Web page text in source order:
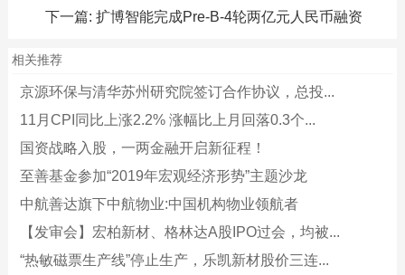
下一篇: 扩博智能完成Pre-B-4轮两亿元人民币融资
相关推荐
京源环保与清华苏州研究院签订合作协议，总投...
11月CPI同比上涨2.2% 涨幅比上月回落0.3个...
国资战略入股，一两金融开启新征程！
至善基金参加“2019年宏观经济形势”主题沙龙
中航善达旗下中航物业:中国机构物业领航者
【发审会】宏柏新材、格林达A股IPO过会，均被...
“热敏磁票生产线”停止生产，乐凯新材股价三连...